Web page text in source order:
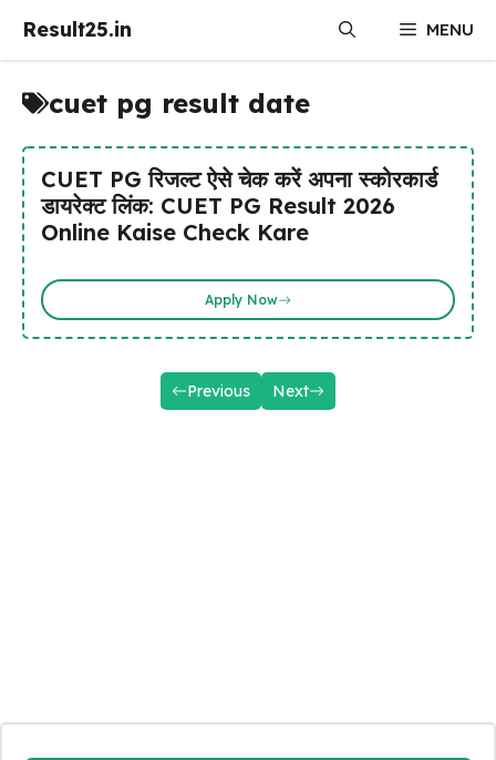
Result25.in MENU
cuet pg result date
CUET PG रिजल्ट ऐसे चेक करें अपना स्कोरकार्ड
डायरेक्ट लिंक: CUET PG Result 2026
Online Kaise Check Kare
Apply Now
Previous Next